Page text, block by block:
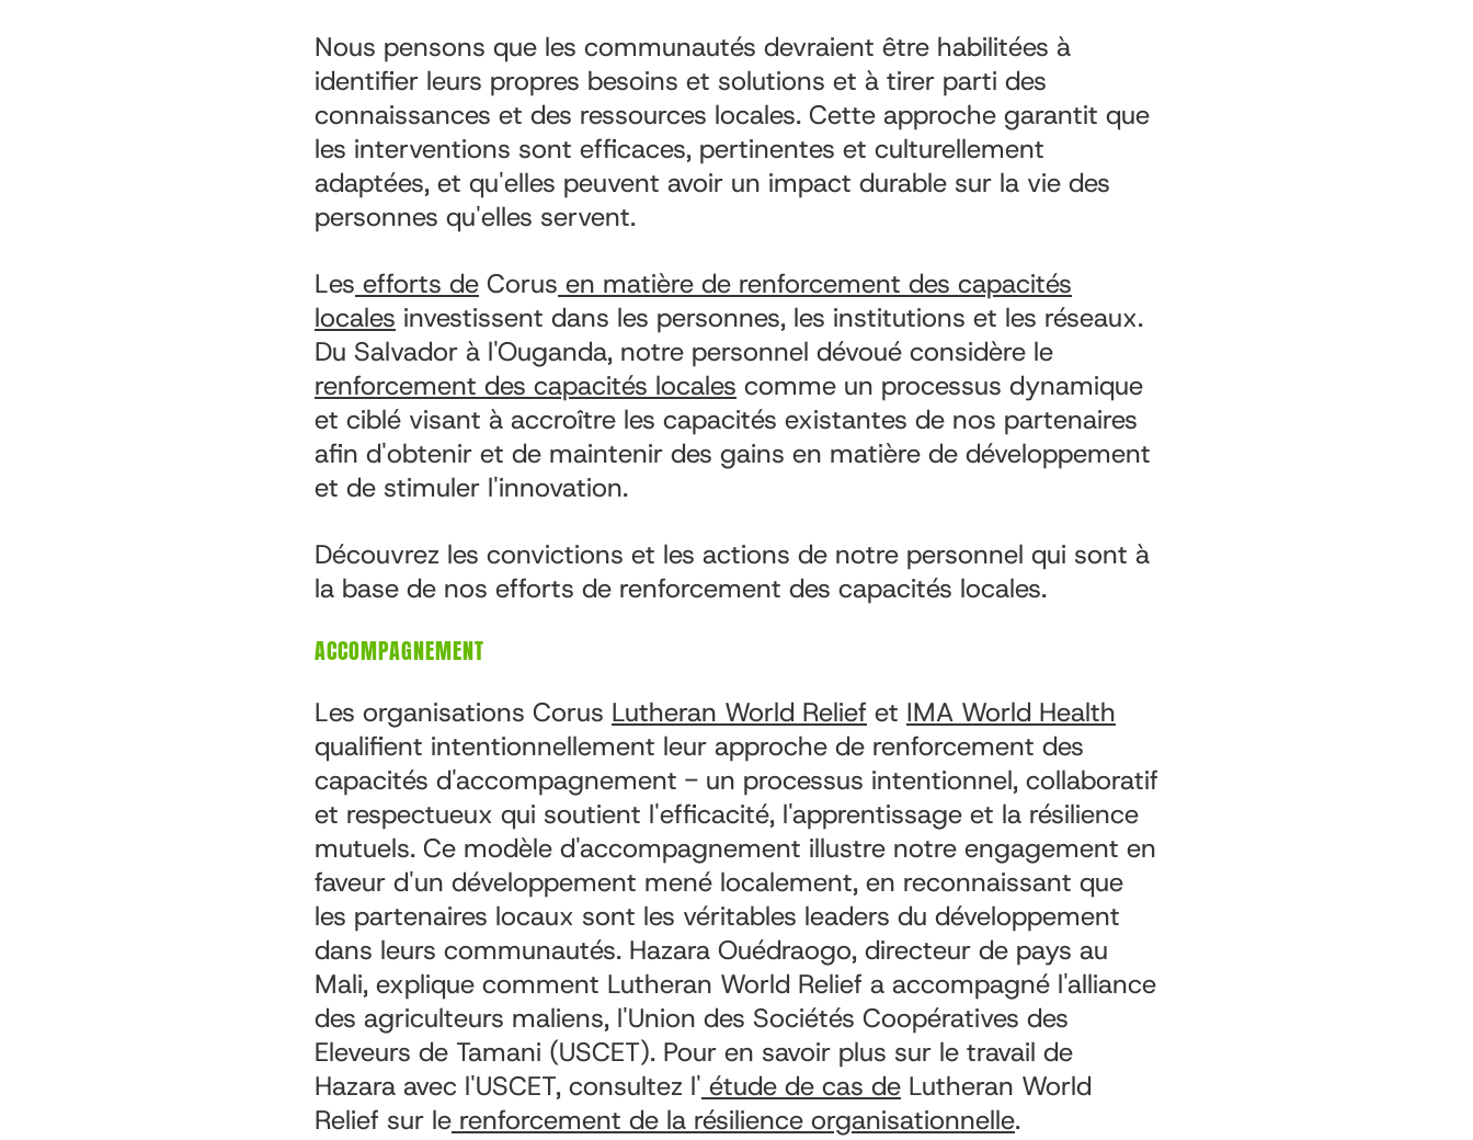
Nous pensons que les communautés devraient être habilitées à
identifier leurs propres besoins et solutions et à tirer parti des
connaissances et des ressources locales. Cette approche garantit que
les interventions sont efficaces, pertinentes et culturellement
adaptées, et qu'elles peuvent avoir un impact durable sur la vie des
personnes qu'elles servent.
Les efforts de Corus en matière de renforcement des capacités
locales investissent dans les personnes, les institutions et les réseaux.
Du Salvador à l'Ouganda, notre personnel dévoué considère le
renforcement des capacités locales comme un processus dynamique
et ciblé visant à accroître les capacités existantes de nos partenaires
afin d'obtenir et de maintenir des gains en matière de développement
et de stimuler l'innovation.
Découvrez les convictions et les actions de notre personnel qui sont à
la base de nos efforts de renforcement des capacités locales.
ACCOMPAGNEMENT
Les organisations Corus Lutheran World Relief et IMA World Health
qualifient intentionnellement leur approche de renforcement des
capacités d'accompagnement - un processus intentionnel, collaboratif
et respectueux qui soutient l'efficacité, l'apprentissage et la résilience
mutuels. Ce modèle d'accompagnement illustre notre engagement en
faveur d'un développement mené localement, en reconnaissant que
les partenaires locaux sont les véritables leaders du développement
dans leurs communautés. Hazara Ouédraogo, directeur de pays au
Mali, explique comment Lutheran World Relief a accompagné l'alliance
des agriculteurs maliens, l'Union des Sociétés Coopératives des
Eleveurs de Tamani (USCET). Pour en savoir plus sur le travail de
Hazara avec l'USCET, consultez l' étude de cas de Lutheran World
Relief sur le renforcement de la résilience organisationnelle.